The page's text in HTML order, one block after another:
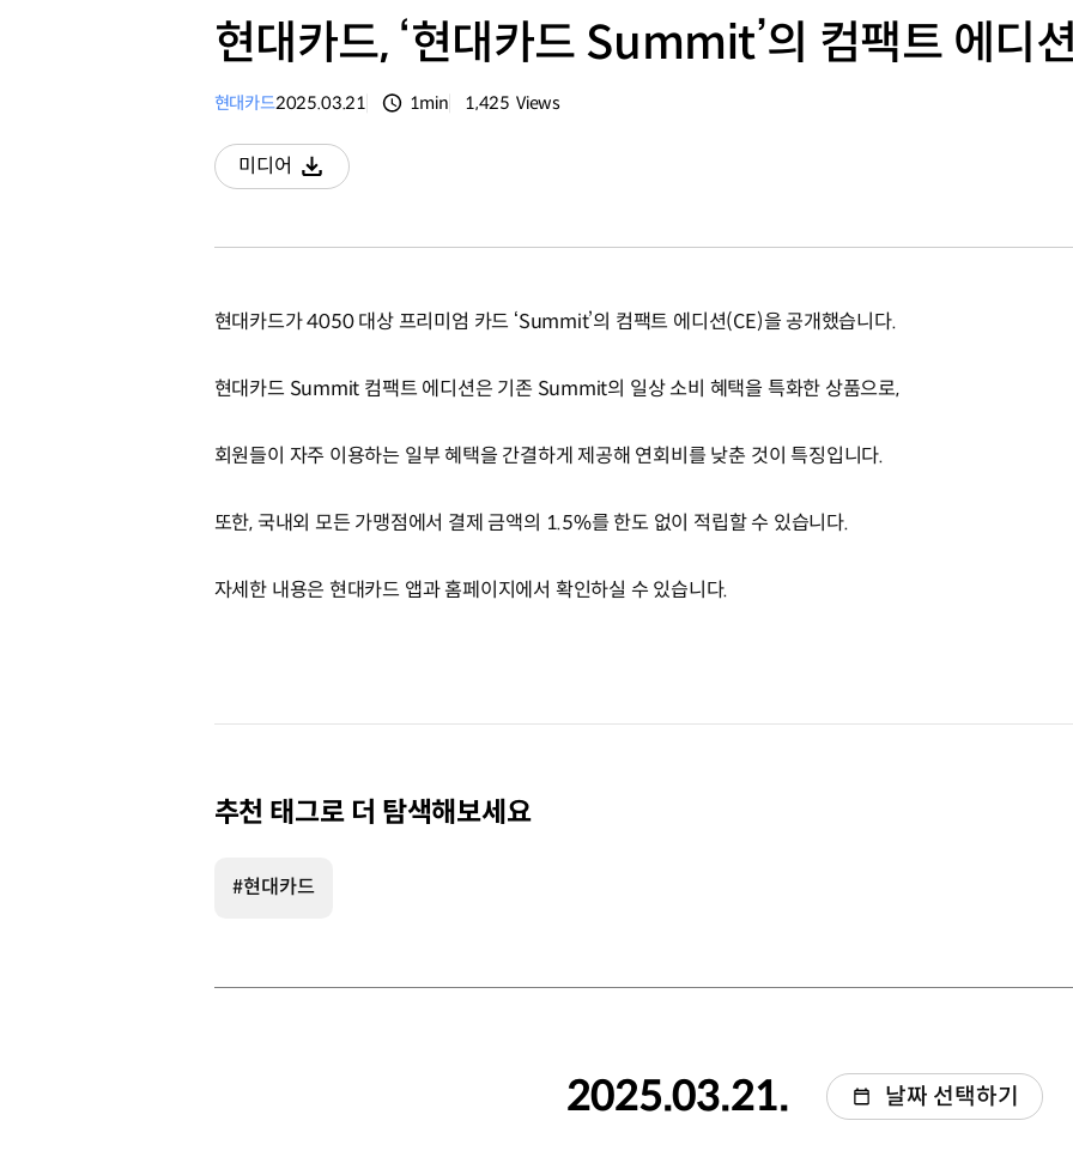
현대카드, ‘현대카드 Summit’의 컴팩트 에디션
현대카드2025.03.21 1min 1,425 Views
미디어
다운로드
현대카드가 4050 대상 프리미엄 카드 ‘Summit’의 컴팩트 에디션(CE)을 공개했습니다.
현대카드 Summit 컴팩트 에디션은 기존 Summit의 일상 소비 혜택을 특화한 상품으로,
회원들이 자주 이용하는 일부 혜택을 간결하게 제공해 연회비를 낮춘 것이 특징입니다.
또한, 국내외 모든 가맹점에서 결제 금액의 1.5%를 한도 없이 적립할 수 있습니다.
자세한 내용은 현대카드 앱과 홈페이지에서 확인하실 수 있습니다.
추천 태그로 더 탐색해보세요
#현대카드
2025.03.21. 날짜 선택하기